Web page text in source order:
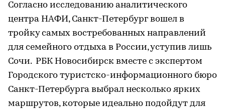
Согласно исследованию аналитического
центра НАФИ, Санкт-Петербург вошел в
тройку самых востребованных направлений
для семейного отдыха в России, уступив лишь
Сочи. РБК Новосибирск вместе с экспертом
Городского туристско-информационного бюро
Санкт-Петербурга выбрал несколько ярких
маршрутов, которые идеально подойдут для